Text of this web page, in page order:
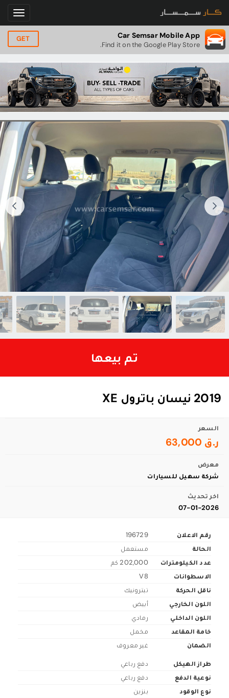
Car Semsar Mobile App
Find it on the Google Play Store.
GET
تم بيعها
2019 نيسان باترول XE
السعر
ر.ق 63,000
معرض
شركة سهيل للسيارات
اخر تحديث
07-01-2026
رقم الاعلان
196729
الحالة
مستعمل
عدد الكيلومترات
202,000 كم
الاسطوانات
V8
ناقل الحركة
تبترونيك
اللون الخارجي
أبيض
اللون الداخلي
رمادي
خامة المقاعد
مخمل
الضمان
غير معروف
طراز الهيكل
دفع رباعي
نوعية الدفع
دفع رباعي
نوع الوقود
بنزين